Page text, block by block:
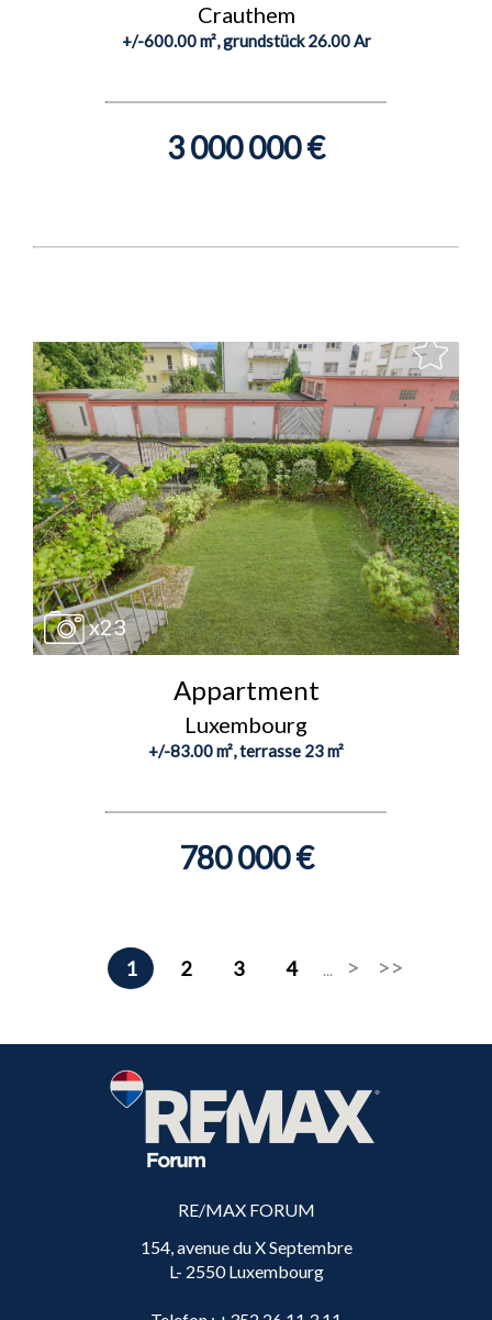
Crauthem
+/-600.00 m², grundstück 26.00 Ar
3 000 000 €
x23
Appartment
Luxembourg
+/-83.00 m², terrasse 23 m²
780 000 €
1 2 3 4 ...
RE/MAX FORUM
154, avenue du X Septembre
L- 2550 Luxembourg